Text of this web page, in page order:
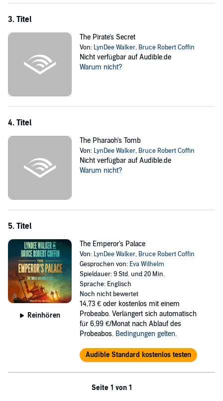
mercenaries, decoding a puzzle where every clue could be their last.
©2025 LynDee Walker and Bruce Robert Coffin (P)2025 Severn
3. Titel
The Pirate's Secret
Von: LynDee Walker, Bruce Robert Coffin
Nicht verfügbar auf Audible.de
Warum nicht?
4. Titel
The Pharaoh's Tomb
Von: LynDee Walker, Bruce Robert Coffin
Nicht verfügbar auf Audible.de
Warum nicht?
5. Titel
Reinhören
The Emperor's Palace
Von: LynDee Walker, Bruce Robert Coffin
Gesprochen von: Eva Wilhelm
Spieldauer: 9 Std. und 20 Min.
Sprache: Englisch
Noch nicht bewertet
14,73 € oder kostenlos mit einem
Probeabo. Verlängert sich automatisch
für 6,99 €/Monat nach Ablauf des
Probeabos. Bedingungen gelten.
Audible Standard kostenlos testen
Seite 1 von 1